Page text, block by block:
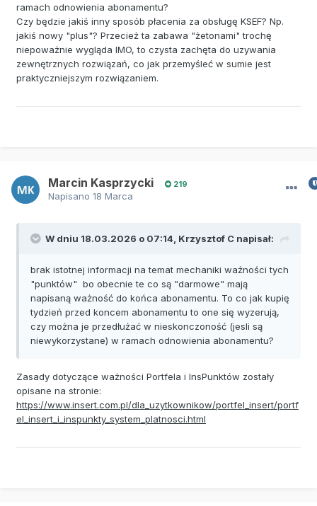
ramach odnowienia abonamentu?
Czy będzie jakiś inny sposób płacenia za obsługę KSEF? Np.
jakiś nowy "plus"? Przecież ta zabawa "żetonami" trochę
niepoważnie wygląda IMO, to czysta zachęta do uzywania
zewnętrznych rozwiązań, co jak przemyśleć w sumie jest
praktyczniejszym rozwiązaniem.
Marcin Kasprzycki 219
Napisano 18 Marca
W dniu 18.03.2026 o 07:14, Krzysztof C napisał:
brak istotnej informacji na temat mechaniki ważności tych
"punktów" bo obecnie te co są "darmowe" mają
napisaną ważność do końca abonamentu. To co jak kupię
tydzień przed koncem abonamentu to one się wyzerują,
czy można je przedłużać w nieskonczoność (jesli są
niewykorzystane) w ramach odnowienia abonamentu?
Zasady dotyczące ważności Portfela i InsPunktów zostały
opisane na stronie:
https://www.insert.com.pl/dla_uzytkownikow/portfel_insert/portf
el_insert_i_inspunkty_system_platnosci.html